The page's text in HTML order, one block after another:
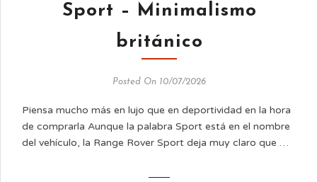
Sport – Minimalismo
británico
Posted On 10/07/2026
Piensa mucho más en lujo que en deportividad en la hora
de comprarla Aunque la palabra Sport está en el nombre
del vehículo, la Range Rover Sport deja muy claro que …